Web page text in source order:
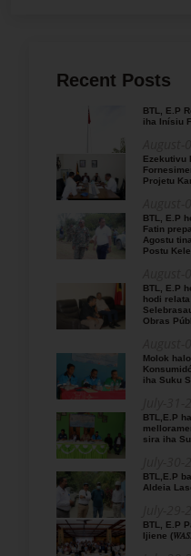
Recent Posts
BTL, E.P
iha Inísiu
Ezekutivu
Projetu
BTL, E.P
Fatin
Agostu
Postu
BTL, E.P
hodi
Obras
Molok
iha Suku
BTL,E.P
sira iha
BTL,E.P
Aldeia
BTL, E.P
Ijiene